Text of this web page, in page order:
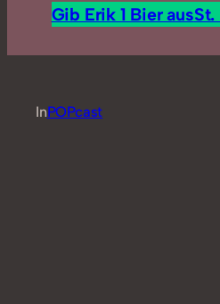
Gib Erik 1 Bier ausSt.
InPOPcast